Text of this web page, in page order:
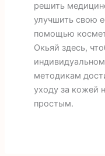
решить
улучшить свою
помощью
Окьяй здесь,
методикам
уходу за кожей
простым.